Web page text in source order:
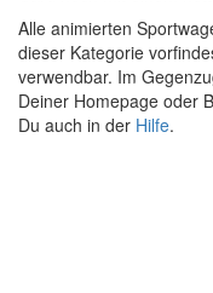
Alle animierten
dieser Kategorie
verwendbar. Im
Deiner Homepage oder
Du auch in der Hilfe.